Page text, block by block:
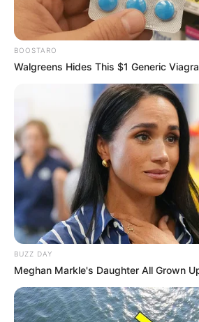
VEJA A RECEITA AQUI
5. Violinista
BOOSTARO
Walgreens Hides This $1 Generic
BUZZ DAY
Meghan Markle's Daughter All Grown